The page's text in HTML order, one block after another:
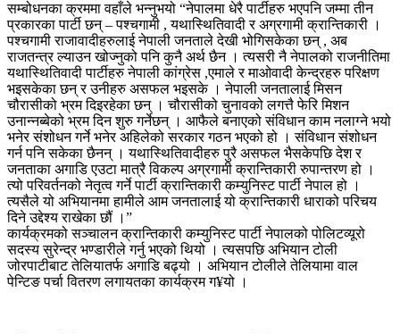
सम्बोधनका क्रममा वहाँले भन्नुभयो “नेपालमा धेरै पार्टीहरु भएपनि जम्मा तीन
प्रकारका पार्टी छन् – पश्चगामी , यथास्थितिवादी र अग्रगामी क्रान्तिकारी ।
पश्चगामी राजावादीहरुलाई नेपाली जनताले देखी भोगिसकेका छन् , अब
राजतन्त्र ल्याउन खोज्नुको पनि कुनै अर्थ छैन । त्यसरी नै नेपालको राजनीतिमा
यथास्थितिवादी पार्टीहरु नेपाली कांग्रेस ,एमाले र माओवादी केन्द्रहरु परिक्षण
भइसकेका छन् र उनीहरु असफल भइसके । नेपाली जनतालाई मिसन
चौरासीको भ्रम दिइरहेका छन् । चौरासीको चुनावको लगत्तै फेरि मिशन
उनान्नब्बेको भ्रम दिन शुरु गर्नेछन् । आफैले बनाएको संविधान काम नलाग्ने भयो
भनेर संशोधन गर्ने भनेर अहिलेको सरकार गठन भएको हो । संविधान संशोधन
गर्न पनि सकेका छैनन् । यथास्थितिवादीहरु पुरै असफल भैसकेपछि देश र
जनताका अगाडि एउटा मात्रै विकल्प अग्रगामी क्रान्तिकारी रुपान्तरण हो ।
त्यो परिवर्तनको नेतृत्व गर्ने पार्टी क्रान्तिकारी कम्युनिस्ट पार्टी नेपाल हो ।
त्यसैले यो अभियानमा हामीले आम जनतालाई यो क्रान्तिकारी धाराको परिचय
दिने उद्देश्य राखेका छौं ।”
कार्यक्रमको सञ्चालन क्रान्तिकारी कम्युनिस्ट पार्टी नेपालको पोलिटव्यूरो
सदस्य सुरेन्द्र भण्डारीले गर्नु भएको थियो । त्यसपछि अभियान टोली
जोरपाटीबाट तेलियातर्फ अगाडि बढ्यो । अभियान टोलीले तेलियामा वाल
पेन्टिङ पर्चा वितरण लगायतका कार्यक्रम ग¥यो ।